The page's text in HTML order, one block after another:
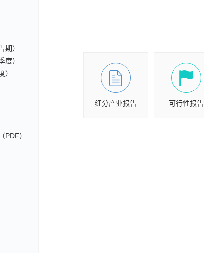
期）
度）
）
PDF）
细分产业报告 可行性报告